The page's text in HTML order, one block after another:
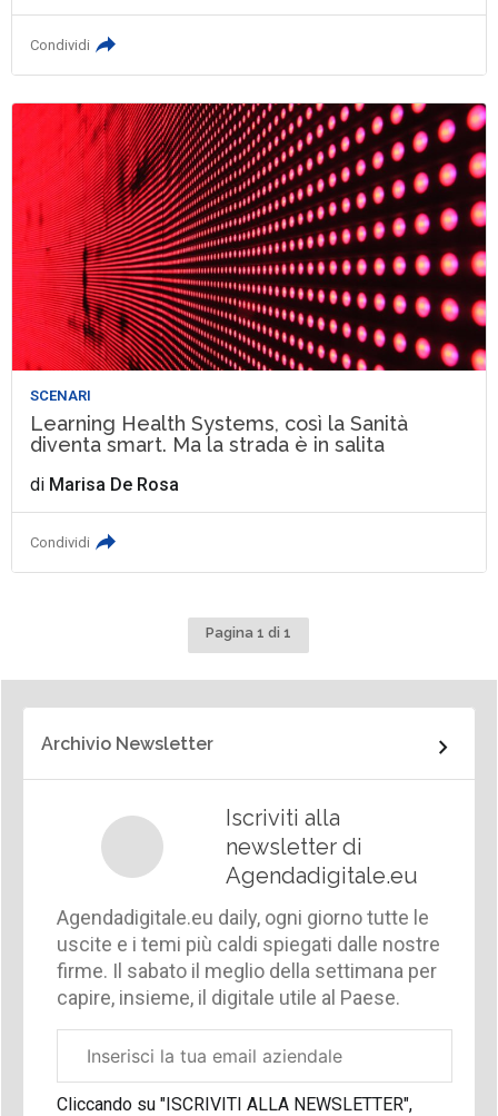
Condividi
SCENARI
Learning Health Systems, così la Sanità
diventa smart. Ma la strada è in salita
di Marisa De Rosa
Condividi
Pagina 1 di 1
Archivio Newsletter
Iscriviti alla
newsletter di
Agendadigitale.eu
Agendadigitale.eu daily, ogni giorno tutte le
uscite e i temi più caldi spiegati dalle nostre
firme. Il sabato il meglio della settimana per
capire, insieme, il digitale utile al Paese.
aziendale
Cliccando su "ISCRIVITI ALLA NEWSLETTER",